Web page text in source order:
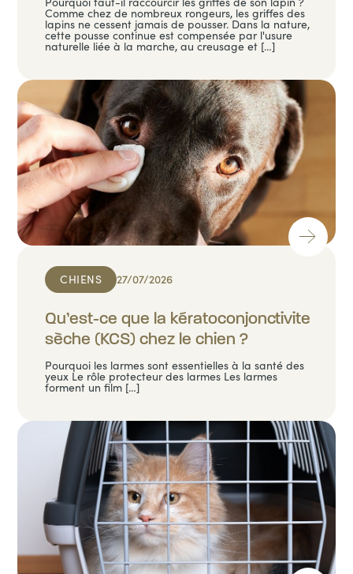
Comme chez de nombreux rongeurs, les griffes des
lapins ne cessent jamais de pousser. Dans la nature,
cette pousse continue est compensée par l'usure
naturelle liée à la marche, au creusage et […]
CHIENS 27/07/2026
Qu’est-ce que la kératoconjonctivite
sèche (KCS) chez le chien ?
Pourquoi les larmes sont essentielles à la santé des
yeux Le rôle protecteur des larmes Les larmes
forment un film […]